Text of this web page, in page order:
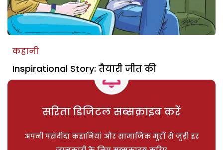
कहानी
Inspirational Story: तैयारी जीत की
सरिता डिजिटल सब्सक्राइब करें
अपनी पसंदीदा कहानियां और सामाजिक मुद्दों से जुड़ी हर